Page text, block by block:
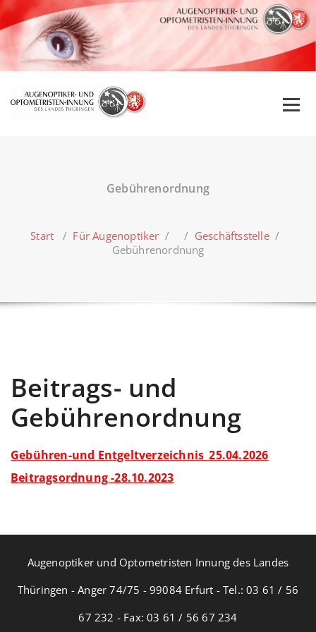
Zum
Inhalt
springen
Gebührenordnung
Start / Für Augenoptiker / / Geschäftsstelle/
Gebührenordnung
Beitrags- und
Gebührenordnung
Gebühren-und Entgeltverzeichnis_25.04.2026
Beitragsordnung -28.10.2023
Augenoptiker und Optometristen Innung des Landes
Thüringen - Anger 74/75 - 99084 Erfurt - Tel.: 03 61 / 56
67 232 - Fax: 03 61 / 56 67 234